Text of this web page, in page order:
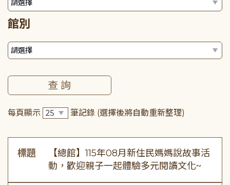
館別
每頁顯示 筆記錄 (選擇後將自動重新整理)
標題
【總館】115年08月新住民媽媽說故事活
動，歡迎親子一起體驗多元閱讀文化~